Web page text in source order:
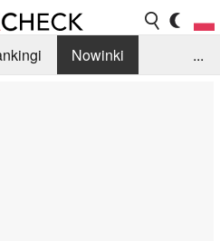
Nowinki
...